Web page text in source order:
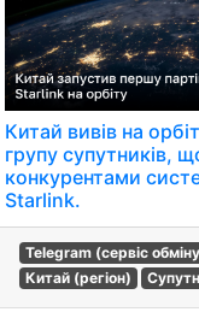
Китай вивів на
групу супутників,
конкурентами
Starlink.
Telegram (сервіс
Китай (регіон)